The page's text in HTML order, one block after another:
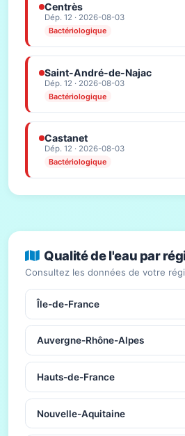
Centrès
Dép. 12 · 2026-08-03
Bactériologique
Saint-André-de-Najac
Dép. 12 · 2026-08-03
Bactériologique
Castanet
Dép. 12 · 2026-08-03
Bactériologique
Qualité de l'eau par
Consultez les données de votre
Île-de-France
Auvergne-Rhône-Alpes
Hauts-de-France
Nouvelle-Aquitaine